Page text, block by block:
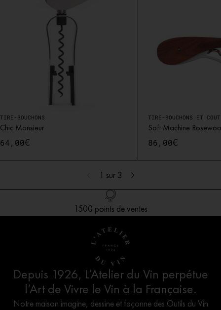
TIRE-BOUCHONS
Chic Monsieur
64,00€
TIRE-BOUCHONS ET
Soft Machine
86,00€
1 sur 3
1500 points de ventes
Création Française
Livraison offerte en France dès 100€ d’achat
Service client
Depuis 1926, L’Atelier du Vin perpétue
l’Art de Vivre le Vin à la Française.
Notre maison imagine, dessine et façonne des Outils du Vin